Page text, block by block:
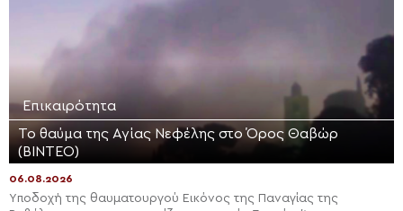
Επικαιρότητα
Το θαύμα της Αγίας Νεφέλης στο Όρος Θαβώρ
(ΒΙΝΤΕΟ)
06.08.2026
Yποδοχή της θαυματουργού Εικόνος της Παναγίας της